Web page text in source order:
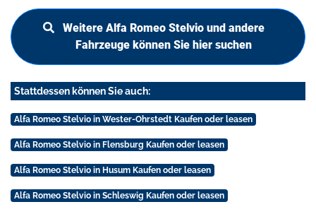
Weitere Alfa Romeo Stelvio und andere
Fahrzeuge können Sie hier suchen
Stattdessen können Sie auch:
Alfa Romeo Stelvio in Wester-Ohrstedt Kaufen oder leasen
Alfa Romeo Stelvio in Flensburg Kaufen oder leasen
Alfa Romeo Stelvio in Husum Kaufen oder leasen
Alfa Romeo Stelvio in Schleswig Kaufen oder leasen